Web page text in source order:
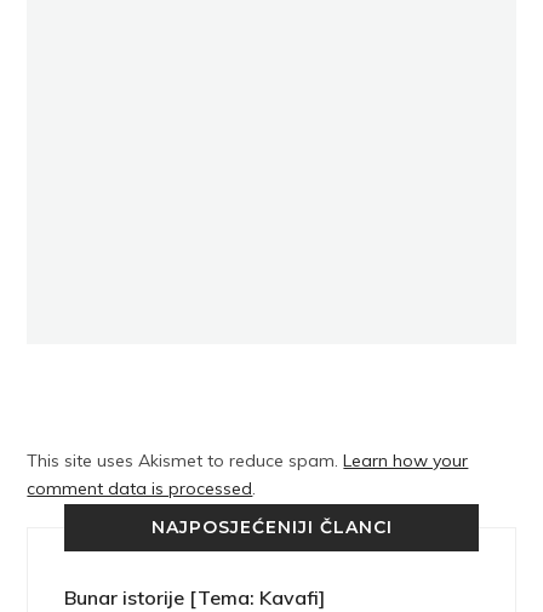
This site uses Akismet to reduce spam.Learn how your
comment data is processed.
NAJPOSJEĆENIJI ČLANCI
Bunar istorije [Tema: Kavafi]